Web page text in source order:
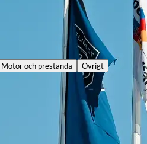
Motor och prestanda Övrigt